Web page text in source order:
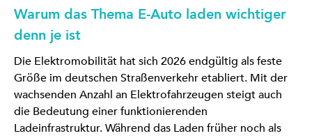
Warum das Thema E-Auto laden wichtiger
denn je ist
Die Elektromobilität hat sich 2026 endgültig als feste
Größe im deutschen Straßenverkehr etabliert. Mit der
wachsenden Anzahl an Elektrofahrzeugen steigt auch
die Bedeutung einer funktionierenden
Ladeinfrastruktur. Während das Laden früher noch als